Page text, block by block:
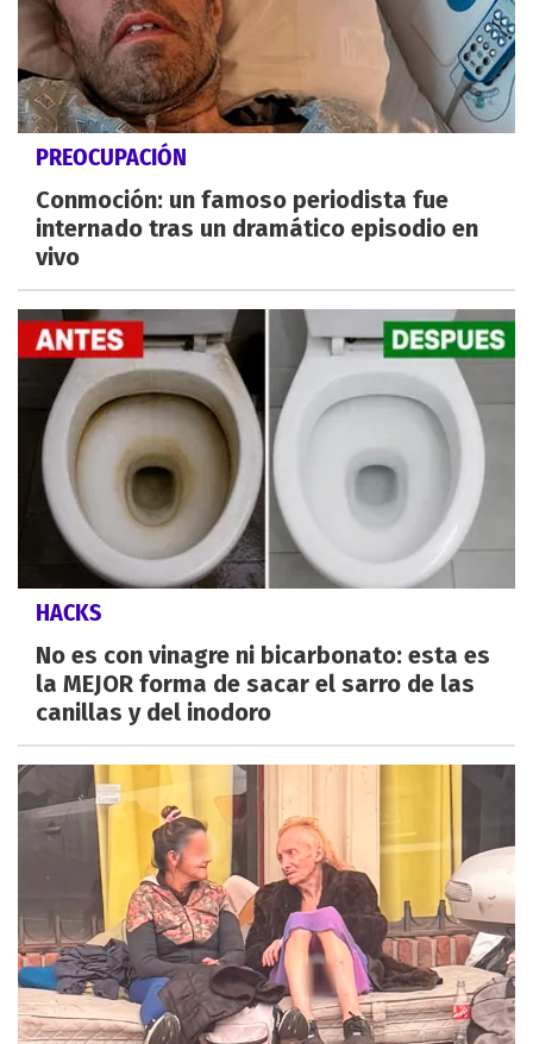
PREOCUPACIÓN
Conmoción: un famoso periodista fue
internado tras un dramático episodio en
vivo
HACKS
No es con vinagre ni bicarbonato: esta es
la MEJOR forma de sacar el sarro de las
canillas y del inodoro